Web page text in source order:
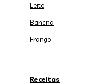
Leite
Banana
Frango
Receitas